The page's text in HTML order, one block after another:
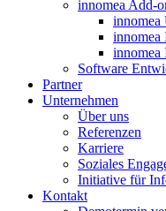
innomea Add-
innomea
Software
Partner
Unternehmen
Über uns
Referenzen
Karriere
Soziales
Initiative für
Kontakt